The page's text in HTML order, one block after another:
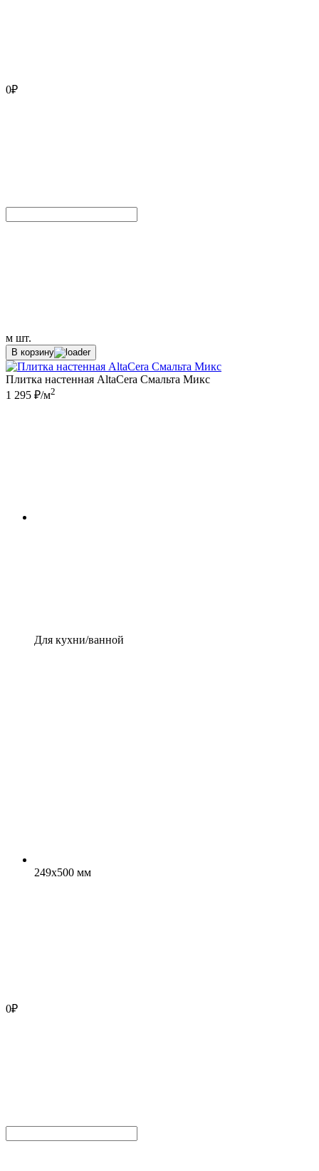
0₽
м шт.
В корзину
Плитка настенная AltaCera Смальта Микс
1 295 ₽/м2
Для кухни/ванной
249x500 мм
0₽